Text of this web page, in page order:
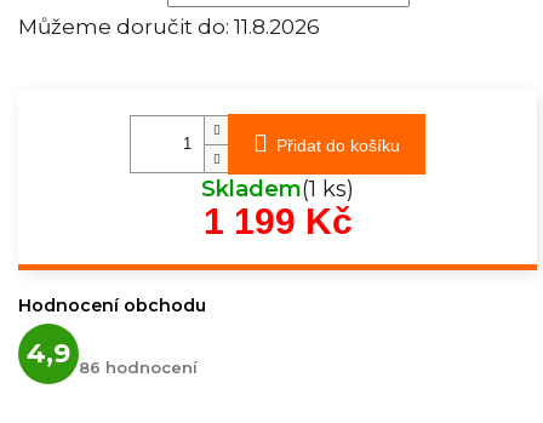
Můžeme doručit do: 11.8.2026
Přidat do košíku
Skladem(1 ks)
1 199 KčMěrná
Hodnocení obchodu
4,9 hodnocení
obchodu
86 hodnocení